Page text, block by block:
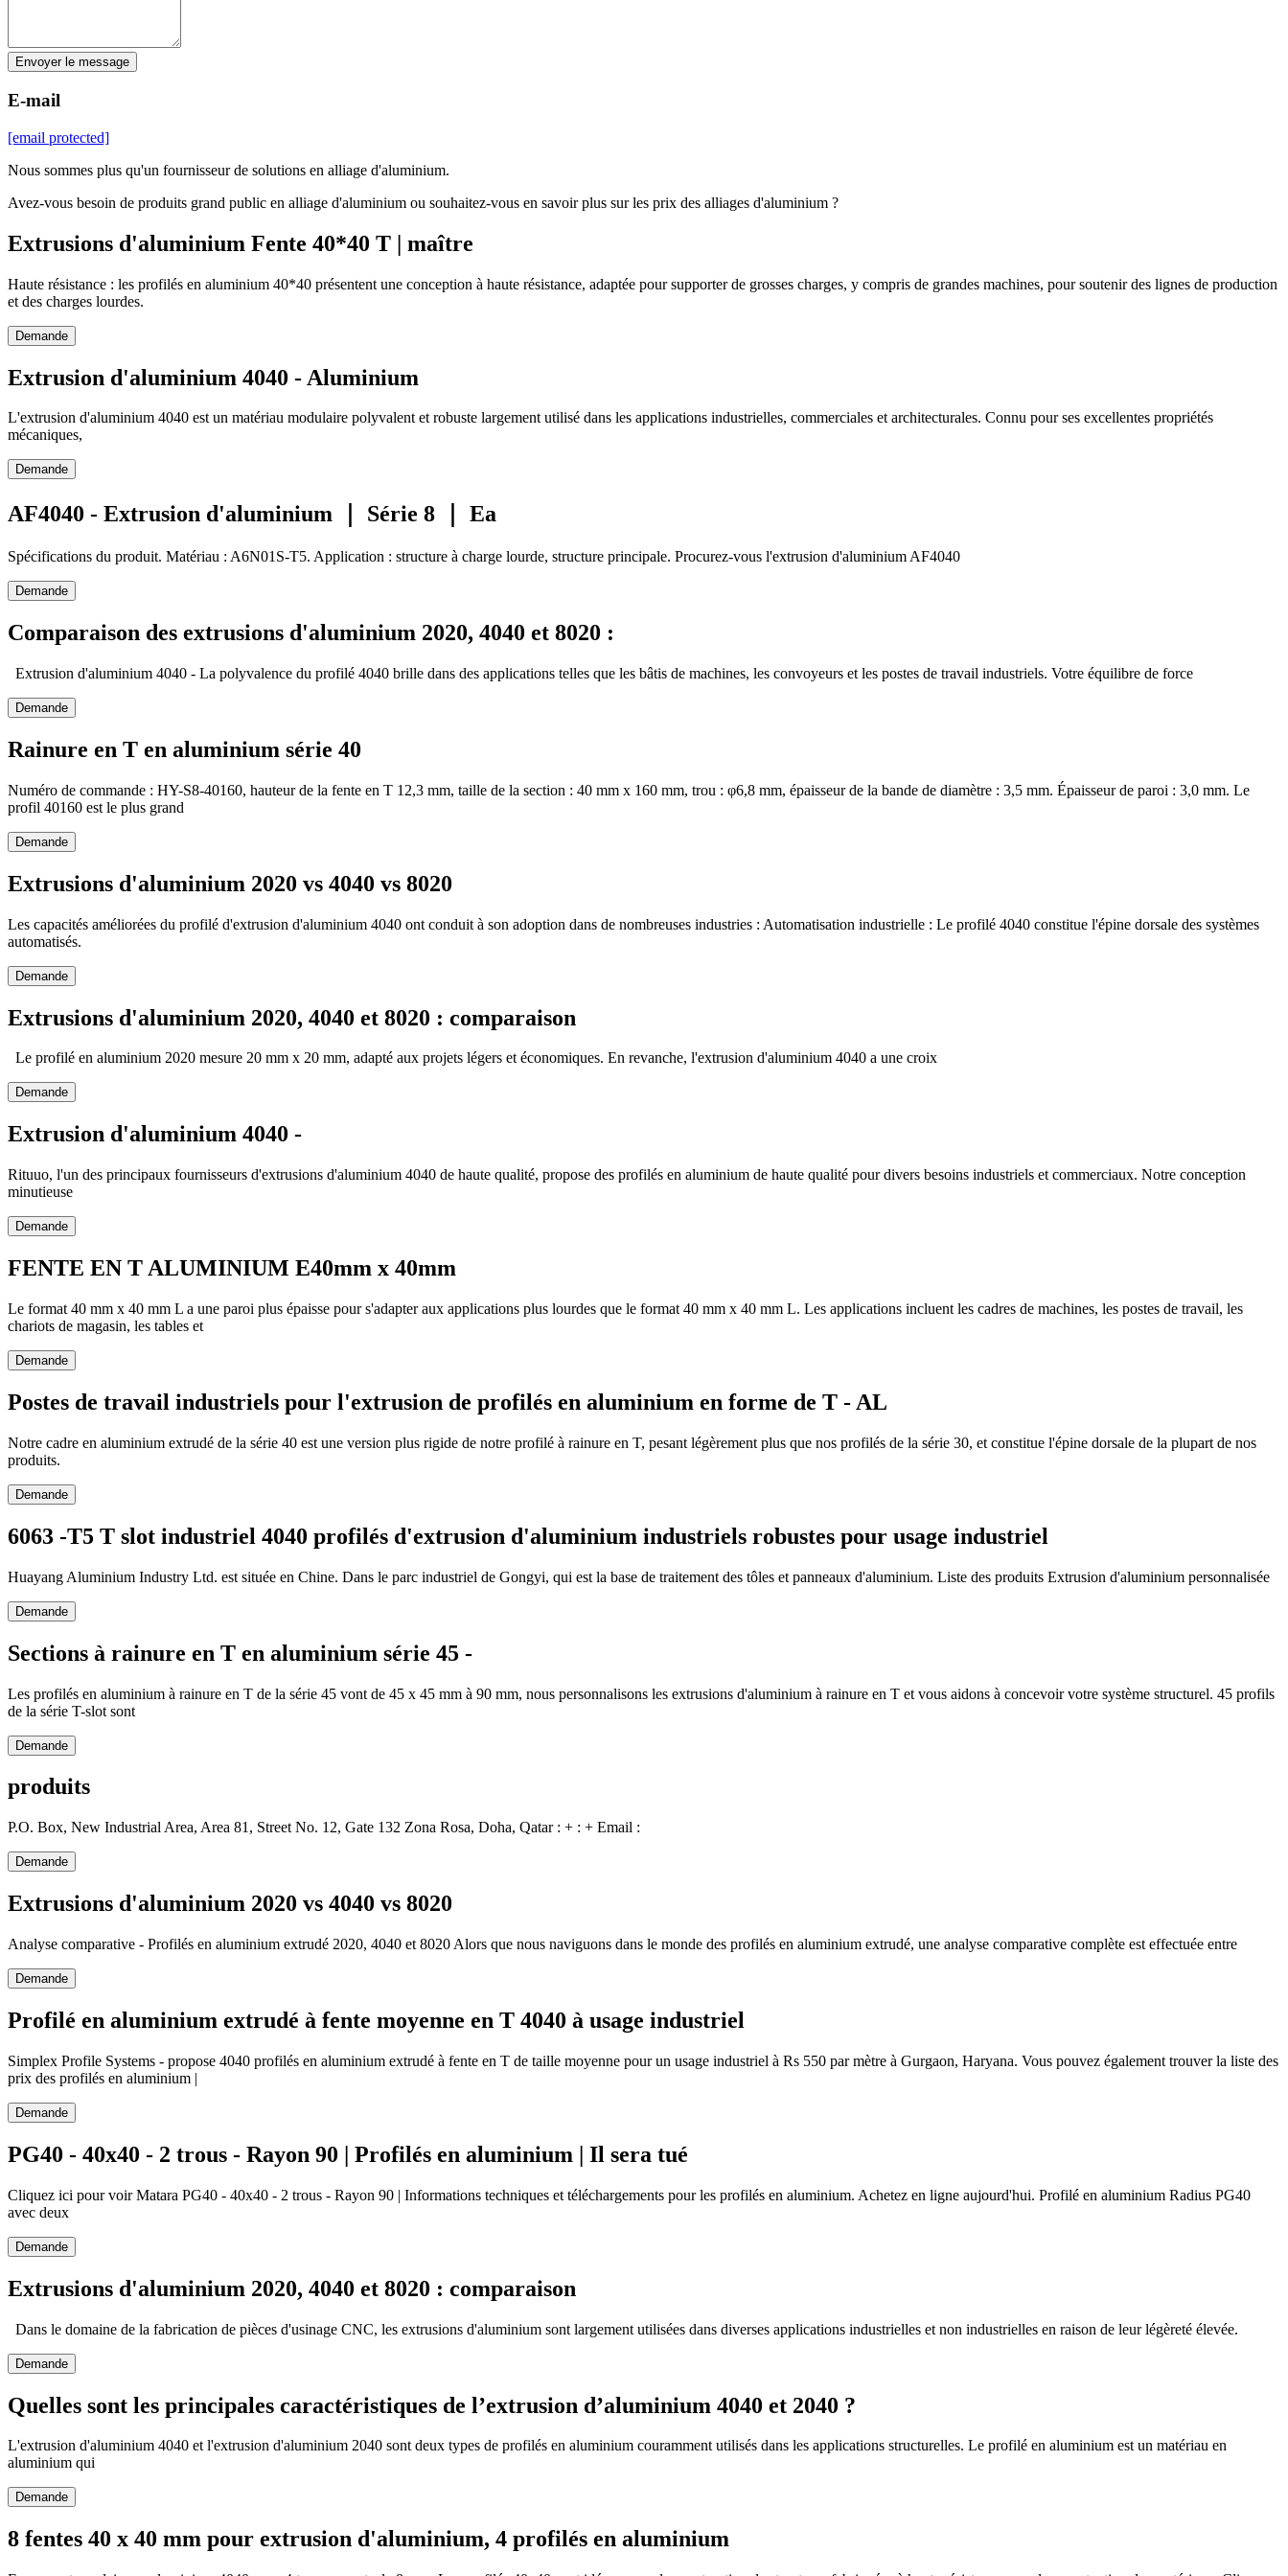
Envoyer le message
E-mail
[email protected]
Nous sommes plus qu'un fournisseur de solutions en alliage d'aluminium.
Avez-vous besoin de produits grand public en alliage d'aluminium ou souhaitez-vous en savoir plus sur les prix des alliages d'aluminium ?
Extrusions d'aluminium Fente 40*40 T | maître
Haute résistance : les profilés en aluminium 40*40 présentent une conception à haute résistance, adaptée pour supporter de grosses charges, y compris de grandes machines, pour soutenir des lignes de production
et des charges lourdes.
Demande
Extrusion d'aluminium 4040 - Aluminium
L'extrusion d'aluminium 4040 est un matériau modulaire polyvalent et robuste largement utilisé dans les applications industrielles, commerciales et architecturales. Connu pour ses excellentes propriétés
mécaniques,
Demande
AF4040 - Extrusion d'aluminium ｜ Série 8 ｜ Ea
Spécifications du produit. Matériau : A6N01S-T5. Application : structure à charge lourde, structure principale. Procurez-vous l'extrusion d'aluminium AF4040
Demande
Comparaison des extrusions d'aluminium 2020, 4040 et 8020 :
Extrusion d'aluminium 4040 - La polyvalence du profilé 4040 brille dans des applications telles que les bâtis de machines, les convoyeurs et les postes de travail industriels. Votre équilibre de force
Demande
Rainure en T en aluminium série 40
Numéro de commande : HY-S8-40160, hauteur de la fente en T 12,3 mm, taille de la section : 40 mm x 160 mm, trou : φ6,8 mm, épaisseur de la bande de diamètre : 3,5 mm. Épaisseur de paroi : 3,0 mm. Le
profil 40160 est le plus grand
Demande
Extrusions d'aluminium 2020 vs 4040 vs 8020
Les capacités améliorées du profilé d'extrusion d'aluminium 4040 ont conduit à son adoption dans de nombreuses industries : Automatisation industrielle : Le profilé 4040 constitue l'épine dorsale des systèmes
automatisés.
Demande
Extrusions d'aluminium 2020, 4040 et 8020 : comparaison
Le profilé en aluminium 2020 mesure 20 mm x 20 mm, adapté aux projets légers et économiques. En revanche, l'extrusion d'aluminium 4040 a une croix
Demande
Extrusion d'aluminium 4040 -
Rituuo, l'un des principaux fournisseurs d'extrusions d'aluminium 4040 de haute qualité, propose des profilés en aluminium de haute qualité pour divers besoins industriels et commerciaux. Notre conception
minutieuse
Demande
FENTE EN T ALUMINIUM E40mm x 40mm
Le format 40 mm x 40 mm L a une paroi plus épaisse pour s'adapter aux applications plus lourdes que le format 40 mm x 40 mm L. Les applications incluent les cadres de machines, les postes de travail, les
chariots de magasin, les tables et
Demande
Postes de travail industriels pour l'extrusion de profilés en aluminium en forme de T - AL
Notre cadre en aluminium extrudé de la série 40 est une version plus rigide de notre profilé à rainure en T, pesant légèrement plus que nos profilés de la série 30, et constitue l'épine dorsale de la plupart de nos
produits.
Demande
6063 -T5 T slot industriel 4040 profilés d'extrusion d'aluminium industriels robustes pour usage industriel
Huayang Aluminium Industry Ltd. est située en Chine. Dans le parc industriel de Gongyi, qui est la base de traitement des tôles et panneaux d'aluminium. Liste des produits Extrusion d'aluminium personnalisée
Demande
Sections à rainure en T en aluminium série 45 -
Les profilés en aluminium à rainure en T de la série 45 vont de 45 x 45 mm à 90 mm, nous personnalisons les extrusions d'aluminium à rainure en T et vous aidons à concevoir votre système structurel. 45 profils
de la série T-slot sont
Demande
produits
P.O. Box, New Industrial Area, Area 81, Street No. 12, Gate 132 Zona Rosa, Doha, Qatar : + : + Email :
Demande
Extrusions d'aluminium 2020 vs 4040 vs 8020
Analyse comparative - Profilés en aluminium extrudé 2020, 4040 et 8020 Alors que nous naviguons dans le monde des profilés en aluminium extrudé, une analyse comparative complète est effectuée entre
Demande
Profilé en aluminium extrudé à fente moyenne en T 4040 à usage industriel
Simplex Profile Systems - propose 4040 profilés en aluminium extrudé à fente en T de taille moyenne pour un usage industriel à Rs 550 par mètre à Gurgaon, Haryana. Vous pouvez également trouver la liste des
prix des profilés en aluminium |
Demande
PG40 - 40x40 - 2 trous - Rayon 90 | Profilés en aluminium | Il sera tué
Cliquez ici pour voir Matara PG40 - 40x40 - 2 trous - Rayon 90 | Informations techniques et téléchargements pour les profilés en aluminium. Achetez en ligne aujourd'hui. Profilé en aluminium Radius PG40
avec deux
Demande
Extrusions d'aluminium 2020, 4040 et 8020 : comparaison
Dans le domaine de la fabrication de pièces d'usinage CNC, les extrusions d'aluminium sont largement utilisées dans diverses applications industrielles et non industrielles en raison de leur légèreté élevée.
Demande
Quelles sont les principales caractéristiques de l’extrusion d’aluminium 4040 et 2040 ?
L'extrusion d'aluminium 4040 et l'extrusion d'aluminium 2040 sont deux types de profilés en aluminium couramment utilisés dans les applications structurelles. Le profilé en aluminium est un matériau en
aluminium qui
Demande
8 fentes 40 x 40 mm pour extrusion d'aluminium, 4 profilés en aluminium